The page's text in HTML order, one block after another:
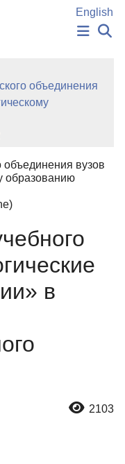
English
объединения
объединения вузов
образованию
в
2103